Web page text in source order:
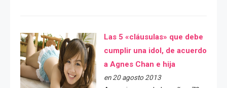
Las 5 «cláusulas» que debe
cumplir una idol, de acuerdo
a Agnes Chan e hija
en 20 agosto 2013